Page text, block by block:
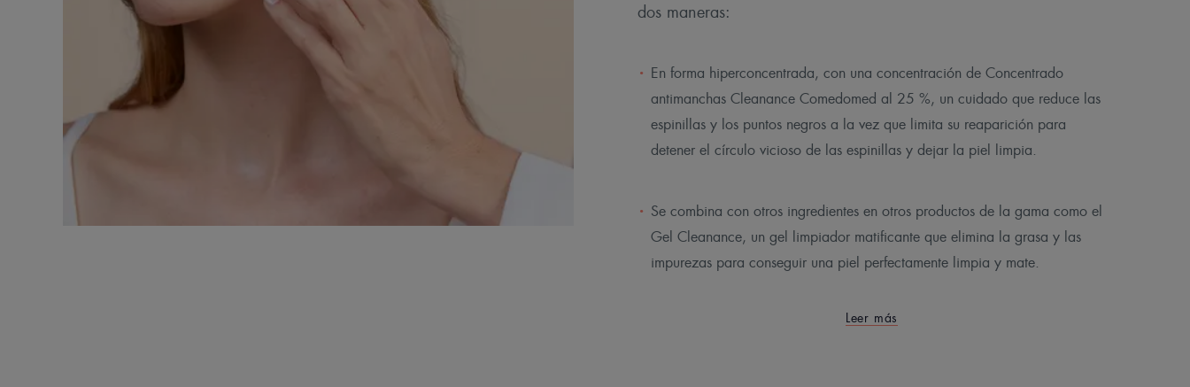
dos maneras:
En forma hiperconcentrada, con una concentración de Concentrado
antimanchas Cleanance Comedomed al 25 %, un cuidado que reduce las
espinillas y los puntos negros a la vez que limita su reaparición para
detener el círculo vicioso de las espinillas y dejar la piel limpia.
Se combina con otros ingredientes en otros productos de la gama como el
Gel Cleanance, un gel limpiador matificante que elimina la grasa y las
impurezas para conseguir una piel perfectamente limpia y mate.
Leer más